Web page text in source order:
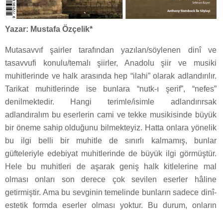
Yazar: Mustafa Özçelik*
Mutasavvıf şairler tarafından yazılan/söylenen dinî ve
tasavvufi konulu/temalı şiirler, Anadolu şiir ve musiki
muhitlerinde ve halk arasında hep “ilahi” olarak adlandırılır.
Tarikat muhitlerinde ise bunlara “nutk-ı şerif”, “nefes”
denilmektedir. Hangi terimle/isimle adlandırırsak
adlandıralım bu eserlerin cami ve tekke musikisinde büyük
bir öneme sahip olduğunu bilmekteyiz. Hatta onlara yönelik
bu ilgi belli bir muhitle de sınırlı kalmamış, bunlar
güfteleriyle edebiyat muhitlerinde de büyük ilgi görmüştür.
Hele bu muhitleri de aşarak geniş halk kitlelerine mal
olması onları son derece çok sevilen eserler hâline
getirmiştir. Ama bu sevginin temelinde bunların sadece dinî-
estetik formda eserler olması yoktur. Bu durum, onların